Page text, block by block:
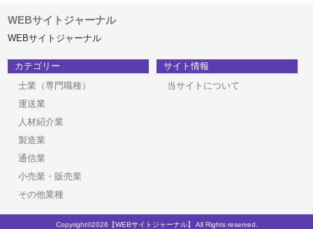
WEBサイトジャーナル
WEBサイトジャーナル
カテゴリー
士業（専門職種）
運送業
人材紹介業
製造業
通信業
小売業・販売業
その他業種
サイト情報
当サイトについて
Copyright©2026【WEBサイトジャーナル】 All Rights reserved.